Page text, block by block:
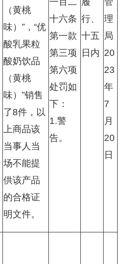
（黄桃
味）”，“优
酸乳果粒
酸奶饮品
（黄桃
味）”销售
了8件，以
上商品该
当事人当
场不能提
供该产品
的合格证
明文件。
十六条
第一款
第三项
第六项
处罚如
下：
1.警
告。
行、
十五
日内
理
局
20
23
年
7
月
20
日